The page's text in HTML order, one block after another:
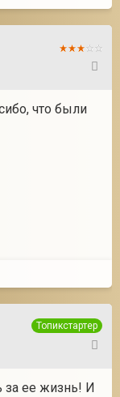
что были
Топикстартер
за ее жизнь! И